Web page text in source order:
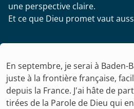
une perspective claire.
Et ce que Dieu promet vaut
En septembre, je serai à Baden-
juste à la frontière française,
depuis la France. J'ai hâte de
tirées de la Parole de Dieu qui